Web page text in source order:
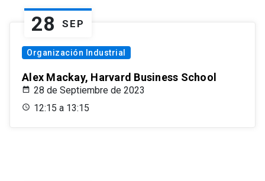
28 SEP
Organización Industrial
Alex Mackay, Harvard Business School
28 de Septiembre de 2023
12:15 a 13:15